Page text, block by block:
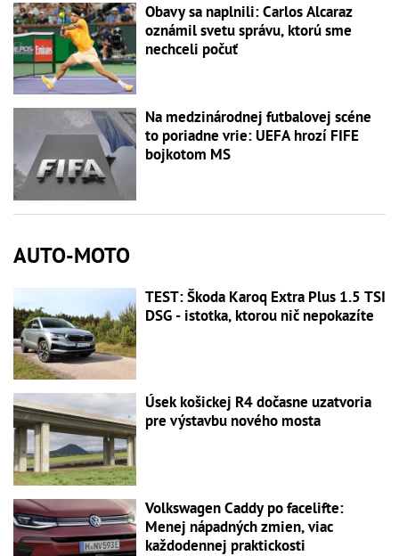
Obavy sa naplnili: Carlos Alcaraz
oznámil svetu správu, ktorú sme
nechceli počuť
Na medzinárodnej futbalovej scéne
to poriadne vrie: UEFA hrozí FIFE
bojkotom MS
AUTO-MOTO
TEST: Škoda Karoq Extra Plus 1.5 TSI
DSG - istotka, ktorou nič nepokazíte
Úsek košickej R4 dočasne uzatvoria
pre výstavbu nového mosta
Volkswagen Caddy po facelifte:
Menej nápadných zmien, viac
každodennej praktickosti